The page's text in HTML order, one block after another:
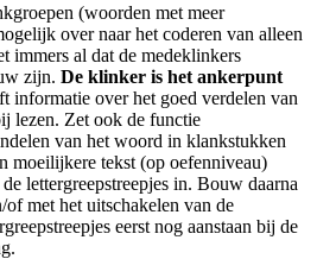
(woorden met meer
over naar het coderen van alleen
immers al dat de medeklinkers
zijn. De klinker is het ankerpunt
informatie over het goed verdelen van
lezen. Zet ook de functie
van het woord in klankstukken
moeilijkere tekst (op oefenniveau)
lettergreepstreepjes in. Bouw daarna
met het uitschakelen van de
eerst nog aanstaan bij de